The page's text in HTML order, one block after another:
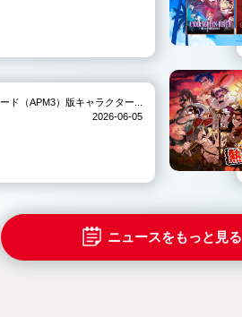
ド（APM3）版キャラクター...
2026-06-05
ニュースをもっと見る